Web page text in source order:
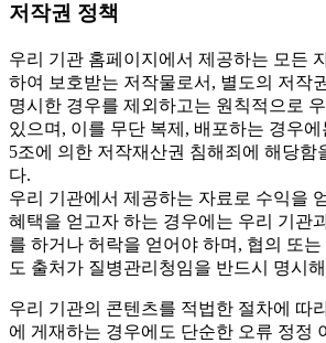
저작권 정책
우리 기관 홈페이지에서 제공하는 모든
하여 보호받는 저작물로서, 별도의 저작
명시한 경우를 제외하고는 원칙적으로
있으며, 이를 무단 복제, 배포하는 경우
5조에 의한 저작재산권 침해죄에 해당함
다.
우리 기관에서 제공하는 자료로 수익을
혜택을 얻고자 하는 경우에는 우리 기관
를 하거나 허락을 얻어야 하며, 협의 또는
도 출처가 질병관리청임을 반드시 명시
우리 기관의 콘텐츠를 적법한 절차에 따
에 게재하는 경우에도 단순한 오류 정정